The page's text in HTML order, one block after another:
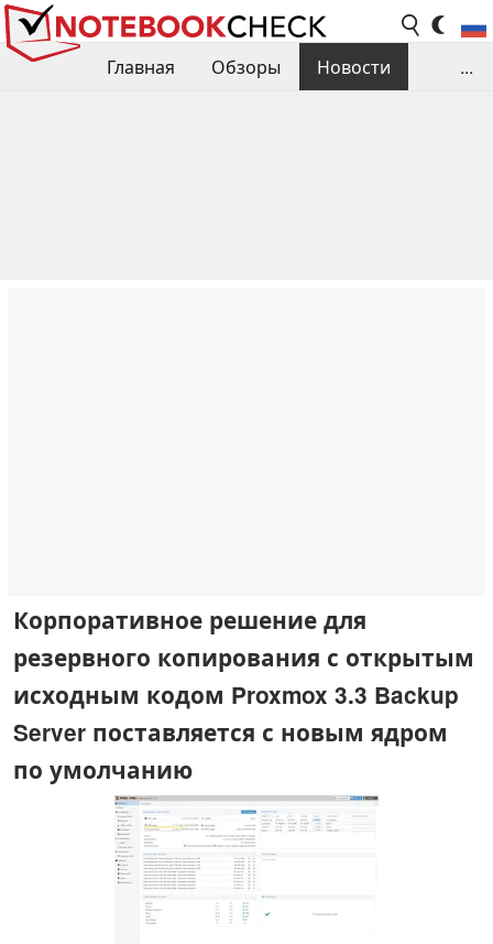
Главная Обзоры
Новости
...
Корпоративное решение для
резервного копирования с открытым
исходным кодом Proxmox 3.3 Backup
Server поставляется с новым ядром
по умолчанию